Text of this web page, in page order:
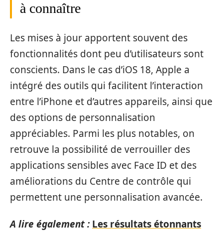
à connaître
Les mises à jour apportent souvent des
fonctionnalités dont peu d’utilisateurs sont
conscients. Dans le cas d’iOS 18, Apple a
intégré des outils qui facilitent l’interaction
entre l’iPhone et d’autres appareils, ainsi que
des options de personnalisation
appréciables. Parmi les plus notables, on
retrouve la possibilité de verrouiller des
applications sensibles avec Face ID et des
améliorations du Centre de contrôle qui
permettent une personnalisation avancée.
A lire également : Les résultats étonnants